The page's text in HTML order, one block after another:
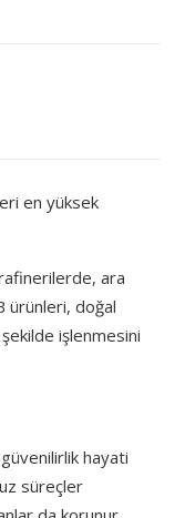
en yüksek
ara
ürünleri, doğal
işlenmesini
hayati
süreçler